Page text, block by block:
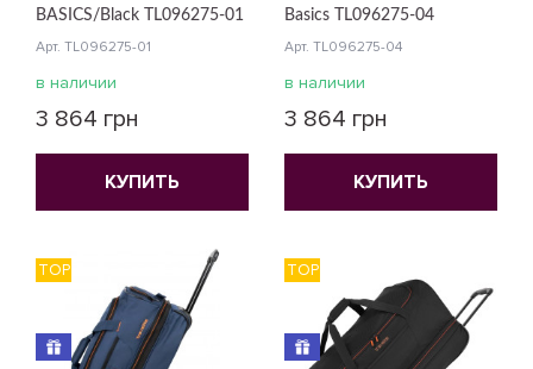
BASICS/Black TL096275-01
Арт. TL096275-01
в наличии
3 864 грн
КУПИТЬ
Basics TL096275-04
Арт. TL096275-04
в наличии
3 864 грн
КУПИТЬ
TOP TOP